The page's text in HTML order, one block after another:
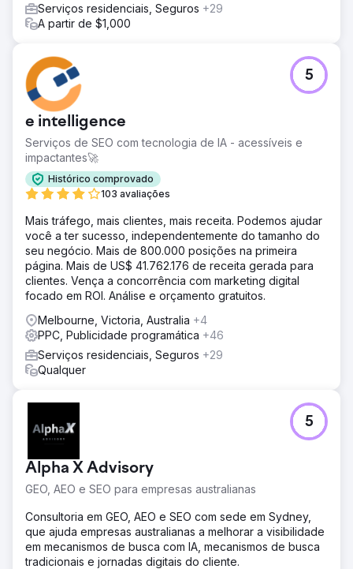
Serviços residenciais, Seguros +29
A partir de $1,000
e intelligence
Serviços de SEO com tecnologia de IA - acessíveis e
impactantes🚀
Histórico comprovado
103 avaliações
5
Mais tráfego, mais clientes, mais receita. Podemos ajudar
você a ter sucesso, independentemente do tamanho do
seu negócio. Mais de 800.000 posições na primeira
página. Mais de US$ 41.762.176 de receita gerada para
clientes. Vença a concorrência com marketing digital
focado em ROI. Análise e orçamento gratuitos.
Melbourne, Victoria, Australia +4
PPC, Publicidade programática +46
Serviços residenciais, Seguros +29
Qualquer
Alpha X Advisory
GEO, AEO e SEO para empresas australianas
5
Consultoria em GEO, AEO e SEO com sede em Sydney,
que ajuda empresas australianas a melhorar a visibilidade
em mecanismos de busca com IA, mecanismos de busca
tradicionais e jornadas digitais do cliente.